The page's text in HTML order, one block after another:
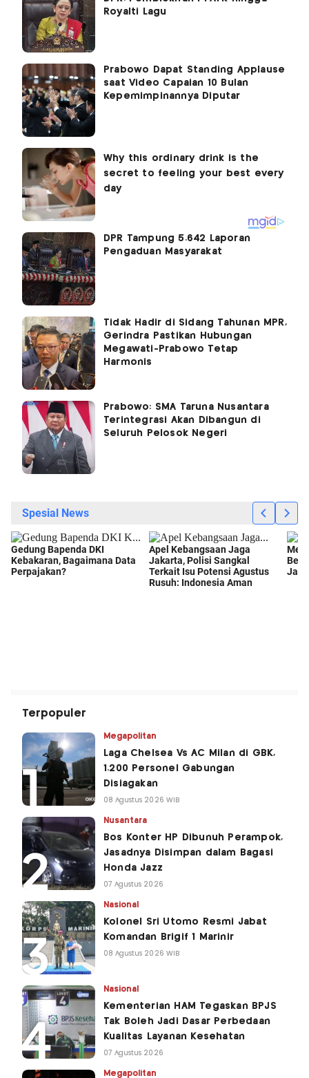
Royalti Lagu
Prabowo Dapat Standing Applause
saat Video Capaian 10 Bulan
Kepemimpinannya Diputar
DPR Tampung 5.642 Laporan
Pengaduan Masyarakat
Tidak Hadir di Sidang Tahunan MPR,
Gerindra Pastikan Hubungan
Megawati-Prabowo Tetap
Harmonis
Prabowo: SMA Taruna Nusantara
Terintegrasi Akan Dibangun di
Seluruh Pelosok Negeri
Terpopuler
Megapolitan
Laga Chelsea Vs AC Milan di GBK,
1.200 Personel Gabungan
Disiagakan
08 Agustus 2026 WIB
Nusantara
Bos Konter HP Dibunuh Perampok,
Jasadnya Disimpan dalam Bagasi
Honda Jazz
07 Agustus 2026
Nasional
Kolonel Sri Utomo Resmi Jabat
Komandan Brigif 1 Marinir
08 Agustus 2026 WIB
Nasional
Kementerian HAM Tegaskan BPJS
Tak Boleh Jadi Dasar Perbedaan
Kualitas Layanan Kesehatan
07 Agustus 2026
Megapolitan